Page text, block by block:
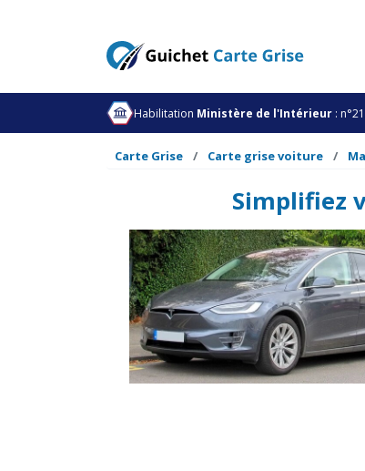
Habilitation Ministère de l'Intérieur :
Carte Grise Carte grise voiture
Simplifiez